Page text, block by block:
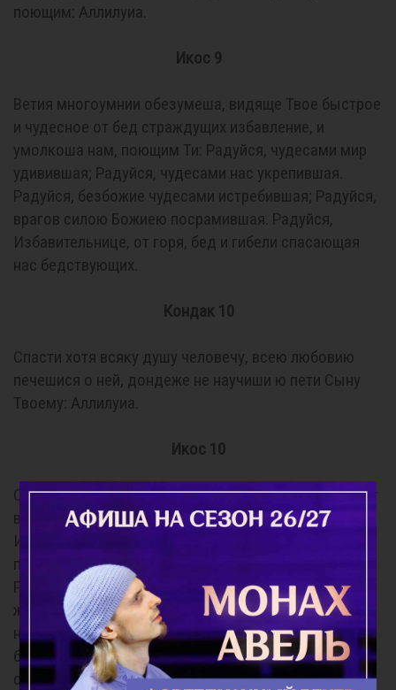
поющим: Аллилуиа.
Икос 9
Ветия многоумнии обезумеша, видяще Твое быстрое
и чудесное от бед страждущих избавление, и
умолкоша нам, поющим Ти: Радуйся, чудесами мир
удивившая; Радуйся, чудесами нас укрепившая.
Радуйся, безбожие чудесами истребившая; Радуйся,
врагов силою Божиею посрамившая. Радуйся,
Избавительнице, от горя, бед и гибели спасающая
нас бедствующих.
Кондак 10
Спасти хотя всяку душу человечу, всею любовию
печешися о ней, дондеже не научиши ю пети Сыну
Твоему: Аллилуиа.
Икос 10
Стеною, мир христианский хранящей и всяку душу от
врагов ограждающей, явися икона Твоя,
Избавительнице, в мире православнем и чудесами
прославися. Тебе людем Божиим воспевающим:
Радуйся, Наставнице наша, Святую гору Афонскую в
жребий Себе избравшая; Радуйся, Избавительнице
наша, Твоим благословением Новый Афон
благословившая. Радуйся, веселие наше, знамение
союза неразрывнаго уделов Своих земных иконою